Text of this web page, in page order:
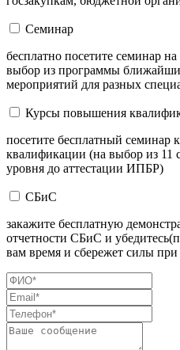
Семинар
бесплатно посетите семинар
выбор из программы
мероприятий для разных
Курсы повышения
посетите бесплатный семинар
квалификации (на выбор из 11
уровня до аттестации ИПБР)
СБиС
закажите бесплатную
отчетности СБиС и
вам время и сбережет силы